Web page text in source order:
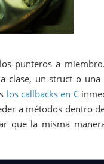
punteros a
clase, un struct o una
los callbacks en C
a métodos dentro
que la misma